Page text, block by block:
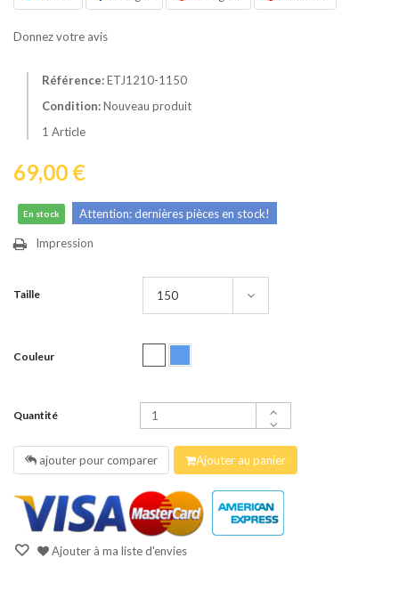
Donnez votre avis
Référence:ETJ1210-1150
Condition:Nouveau produit
1 Article
69,00 €
En stock Attention: dernières pièces en stock!
Impression
Taille
Couleur
Quantité
ajouter pour comparer Ajouter au panier
Ajouter à ma liste d'envies